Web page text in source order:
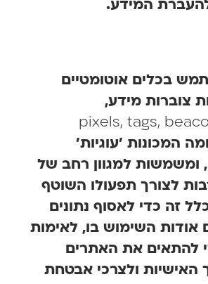
המידע.
בכלים אוטומטיים
צוברות מידע,
pixels, tags,
'עוגיות'
למגוון רחב של
לצורך תפעולו השוטף
זה כדי לאסוף נתונים
השימוש בו, לאימות
את האתרים
ולצרכי אבטחת